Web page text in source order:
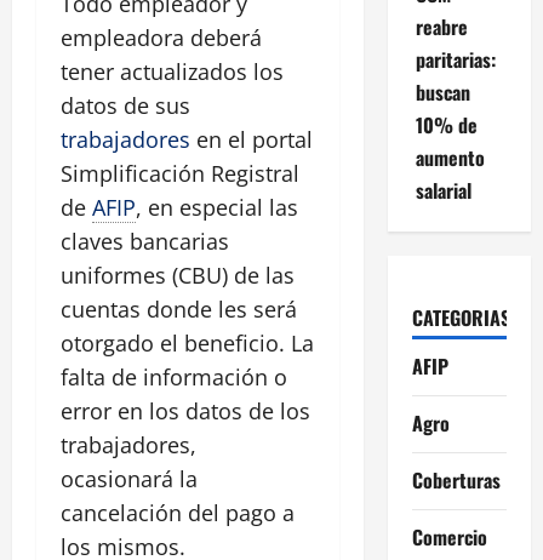
empleadora deberá
tener actualizados los
datos de sus
trabajadores en el portal
Simplificación Registral
de AFIP, en especial las
claves bancarias
uniformes (CBU) de las
cuentas donde les será
otorgado el beneficio. La
falta de información o
error en los datos de los
trabajadores,
ocasionará la
cancelación del pago a
los mismos.
reabre
paritarias:
buscan
10% de
aumento
salarial
CATEGORIAS
AFIP
Agro
Coberturas
Comercio